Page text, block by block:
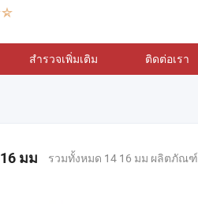
สำรวจเพิ่มเติม ติดต่อเรา
16 มม รวมทั้งหมด 14 16 มม ผลิตภัณฑ์